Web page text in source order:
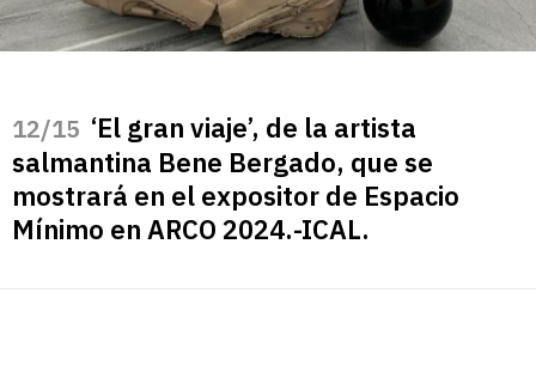
/15 ‘El gran viaje’, de la artista
salmantina Bene Bergado, que se
mostrará en el expositor de Espacio
Mínimo en ARCO 2024.-ICAL.